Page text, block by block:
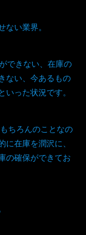
い業界。
できない、在庫の
ない、今あるもの
った状況です。
ちろんのことなの
在庫を潤沢に、
の確保ができてお